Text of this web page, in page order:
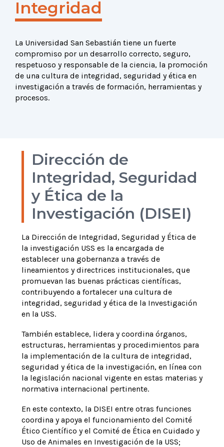
Integridad
La Universidad San Sebastián tiene un fuerte
compromiso por un desarrollo correcto, seguro,
respetuoso y responsable de la ciencia, la promoción
de una cultura de integridad, seguridad y ética en
investigación a través de formación, herramientas y
procesos.
Dirección de
Integridad, Seguridad
y Ética de la
Investigación (DISEI)
La Dirección de Integridad, Seguridad y Ética de
la investigación USS es la encargada de
establecer una gobernanza a través de
lineamientos y directrices institucionales, que
promuevan las buenas prácticas científicas,
contribuyendo a fortalecer una cultura de
integridad, seguridad y ética de la Investigación
en la USS.
También establece, lidera y coordina órganos,
estructuras, herramientas y procedimientos para
la implementación de la cultura de integridad,
seguridad y ética de la investigación, en línea con
la legislación nacional vigente en estas materias y
normativa internacional pertinente.
En este contexto, la DISEI entre otras funciones
coordina y apoya el funcionamiento del Comité
Ético Científico y el Comité de Ética en Cuidado y
Uso de Animales en Investigación de la USS;